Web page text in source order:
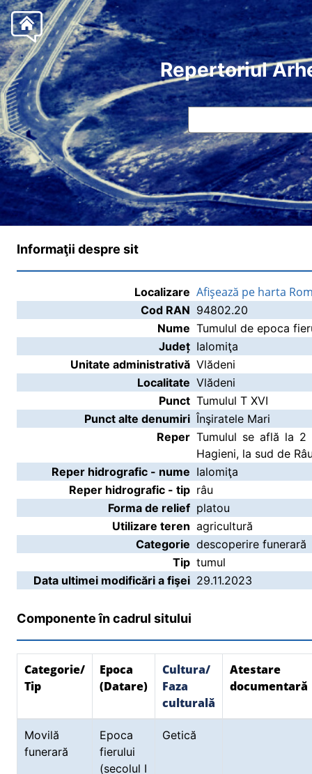
Repertoriul
Informaţii despre sit
Localizare Afişează pe harta
Cod RAN 94802.20
Nume Tumulul de epoca
Județ Ialomiţa
Unitate administrativă Vlădeni
Localitate Vlădeni
Punct Tumulul T XVI
Punct alte denumiri Înşiratele Mari
Reper Tumulul se află la 2
Hagieni, la sud de
Reper hidrografic - nume Ialomiţa
Reper hidrografic - tip râu
Forma de relief platou
Utilizare teren agricultură
Categorie descoperire funerară
Tip tumul
Data ultimei modificări a fişei 29.11.2023
Componente în cadrul sitului
Categorie/
Tip
Epoca
(Datare)
Cultura/
Faza
culturală
Atestare
documentară
Movilă
funerară
Epoca
fierului
(secolul I
Getică